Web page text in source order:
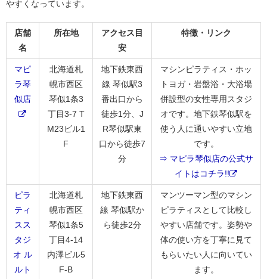
やすくなっています。
店舗
名
所在地
アクセス目
安
特徴・リンク
マピ
ラ琴
似店
北海道札
幌市西区
琴似1条3
丁目3-7 T
M23ビル1
F
地下鉄東西
線 琴似駅3
番出口から
徒歩1分、J
R琴似駅東
口から徒歩7
分
マシンピラティス・ホッ
トヨガ・岩盤浴・大浴場
併設型の女性専用スタジ
オです。地下鉄琴似駅を
使う人に通いやすい立地
です。
⇒ マピラ琴似店の公式サ
イトはコチラ!!
ピラ
ティ
スス
タジ
オ ル
ルト
北海道札
幌市西区
琴似1条5
丁目4-14
内澤ビル5
F-B
地下鉄東西
線 琴似駅か
ら徒歩2分
マンツーマン型のマシン
ピラティスとして比較し
やすい店舗です。姿勢や
体の使い方を丁寧に見て
もらいたい人に向いてい
ます。